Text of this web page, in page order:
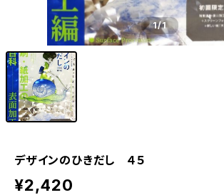
1/1
デザインのひきだし ４５
¥2,420